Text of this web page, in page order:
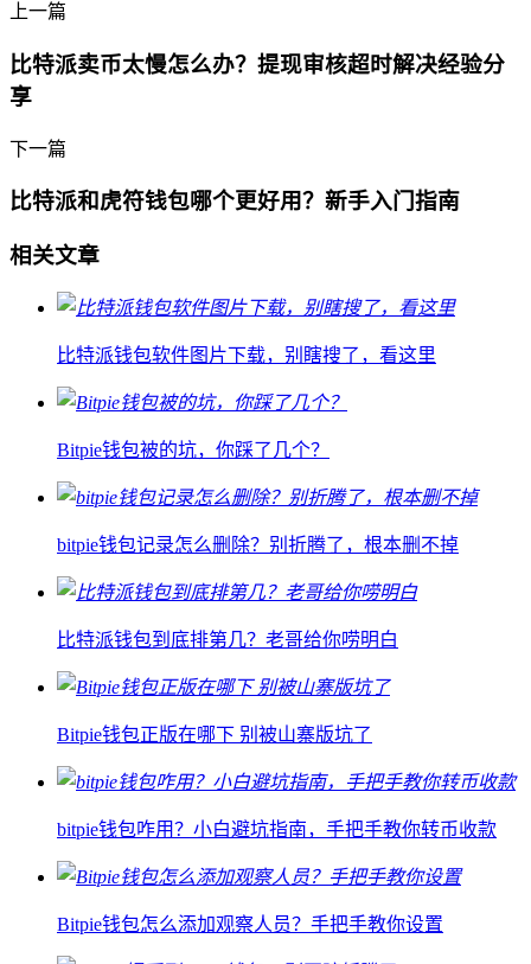
上一篇
比特派卖币太慢怎么办？提现审核超时解决经验分
享
下一篇
比特派和虎符钱包哪个更好用？新手入门指南
相关文章
比特派钱包软件图片下载，别瞎搜了，看这里
Bitpie钱包被的坑，你踩了几个？
bitpie钱包记录怎么删除？别折腾了，根本删不掉
比特派钱包到底排第几？老哥给你唠明白
Bitpie钱包正版在哪下 别被山寨版坑了
bitpie钱包咋用？小白避坑指南，手把手教你转币收款
Bitpie钱包怎么添加观察人员？手把手教你设置